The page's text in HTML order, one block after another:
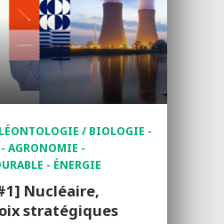
/ BIOLOGIE -
AGRONOMIE -
- ÉNERGIE
Nucléaire,
stratégiques